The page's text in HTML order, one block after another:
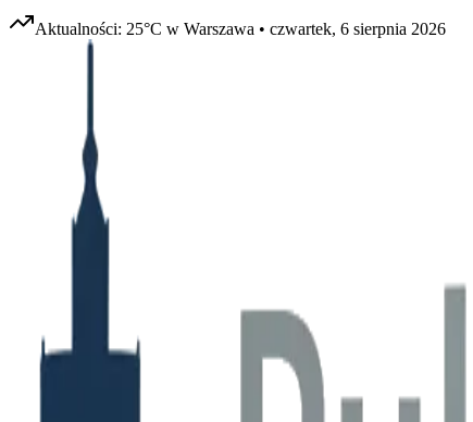
Aktualności: 25°C w Warszawa • czwartek, 6 sierpnia 2026